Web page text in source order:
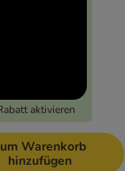
aktivieren
Warenkorb
hinzufügen